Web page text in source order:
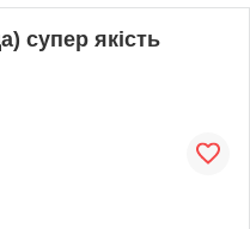
супер якість